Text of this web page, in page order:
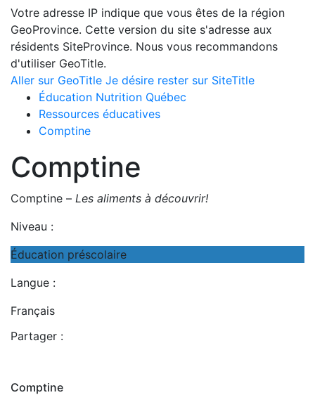
Votre adresse IP indique que vous êtes de la région
GeoProvince. Cette version du site s'adresse aux
résidents SiteProvince. Nous vous recommandons
d'utiliser GeoTitle.
Aller sur GeoTitle Je désire rester sur SiteTitle
Éducation Nutrition Québec
Ressources éducatives
Comptine
Comptine
Comptine – Les aliments à découvrir!
Niveau :
Éducation préscolaire
Langue :
Français
Partager :
Comptine